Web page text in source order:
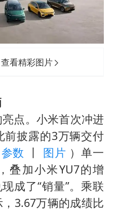
看精彩图片
点。小米首次冲进
前披露的3万辆交付
参数 丨 图片 ）单一
叠加小米YU7的增
成了“销量”。乘联
3.67万辆的成绩比